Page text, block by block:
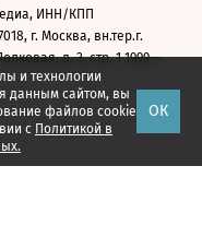
и технологии
данным сайтом, вы
файлов cookie
с Политикой в
ОК
ИНН/КПП
г. Москва, вн.тер.г.
д. 3, стр. 1 1999—